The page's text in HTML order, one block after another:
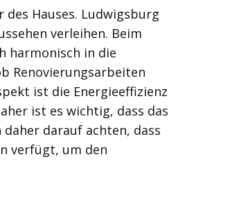
Hauses. Ludwigsburg
verleihen. Beim
harmonisch in die
Renovierungsarbeiten
ist die Energieeffizienz
ist es wichtig, dass das
darauf achten, dass
verfügt, um den